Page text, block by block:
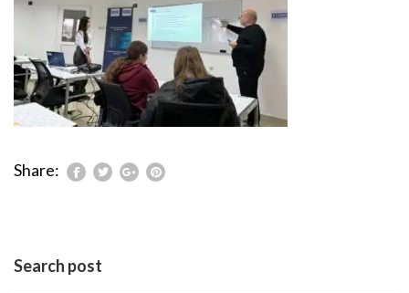
Share:
Search post